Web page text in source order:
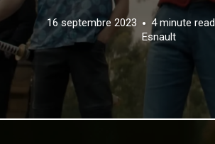
16 septembre 2023 4 minute read
Esnault